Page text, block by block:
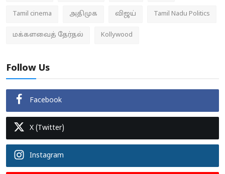
Tamil cinema அதிமுக விஜய் Tamil Nadu Politics
மக்களவைத் தேர்தல் Kollywood
Follow Us
Facebook
X (Twitter)
Instagram